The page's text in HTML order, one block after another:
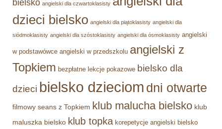
bielsko angielski dla czwartoklasisty
dzieci bielsko angielski dla piątoklasisty angielski dla
siódmoklasisty angielski dla szóstoklasisty angielski dla ósmoklasisty angielski
w podstawówce angielski w przedszkolu angielski z
Topkiem bezpłatne lekcje pokazowe bielsko dla
dzieci bielsko dzieciom dni otwarte
filmowy seans z Topkiem klub malucha bielsko klub
maluszka bielsko klub topka korepetycje angielski bielsko